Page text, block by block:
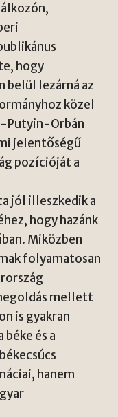
hogy
belül lezárná az
közel
Putyin-Orbán
jelentőségű
pozícióját a
jól illeszkedik a
hogy hazánk
Miközben
folyamatosan
mellett
is gyakran
béke és a
hanem